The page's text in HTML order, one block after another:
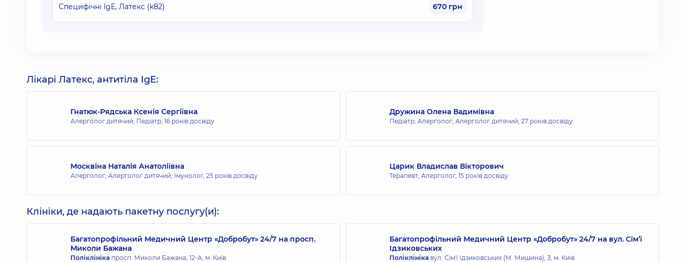
Специфічні IgE, Латекс (k82) 670 грн
Лікарі Латекс, антитіла IgE:
Гнатюк-Рядська Ксенія Сергіївна
Алерголог дитячий; Педіатр, 16 років досвіду
Дружина Олена Вадимівна
Педіатр; Алерголог; Алерголог дитячий, 27 років досвіду
Москвіна Наталія Анатоліївна
Алерголог; Алерголог дитячий; Імунолог, 25 років досвіду
Царик Владислав Вікторович
Терапевт; Алерголог, 15 років досвіду
Клініки, де надають пакетну послугу(и):
Багатопрофільний Медичний Центр «Добробут» 24/7 на просп.
Миколи Бажана
Поліклініка просп. Миколи Бажана, 12-А, м. Київ
Багатопрофільний Медичний Центр «Добробут» 24/7 на вул. Сім’ї
Ідзиковських
Поліклініка вул. Сім'ї Ідзиковських (М. Мишина), 3, м. Київ